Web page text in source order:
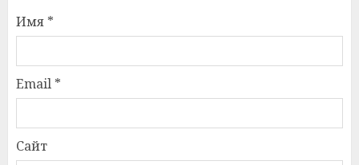
Имя *
Email *
Сайт